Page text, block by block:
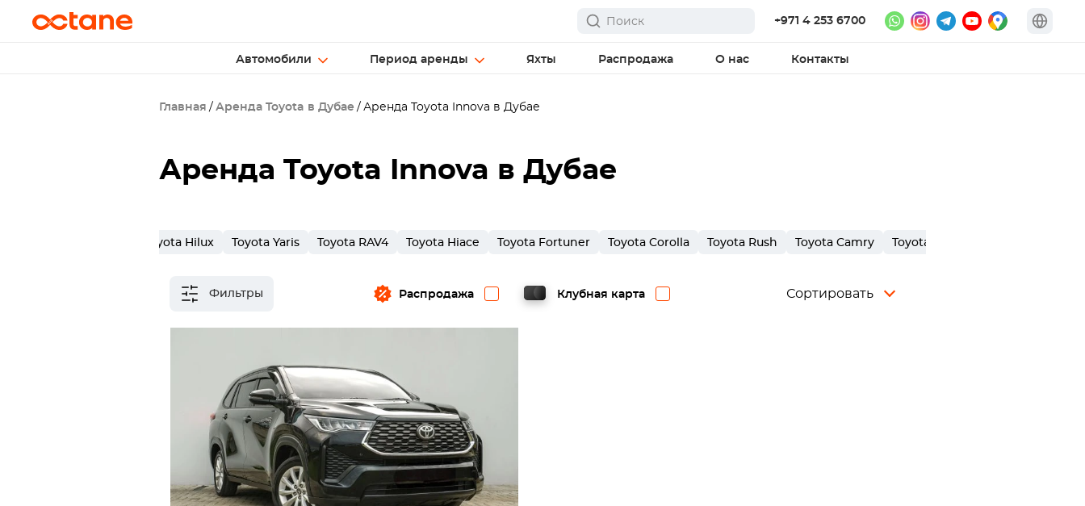
+971 4 253 6700
Автомобили Период аренды Яхты Распродажа О нас Контакты
Главная Аренда Toyota в Дубае Аренда Toyota Innova в Дубае
Аренда Toyota Innova в Дубае
Toyota Hilux Toyota Yaris Toyota RAV4 Toyota Hiace Toyota Fortuner Toyota Corolla Toyota Rush Toyota Camry Toyota Supra
Фильтры Распродажа Клубная карта Сортировать